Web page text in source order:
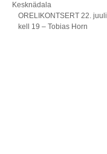
Kesknädala
ORELIKONTSERT 22. juulil
kell 19 – Tobias Horn